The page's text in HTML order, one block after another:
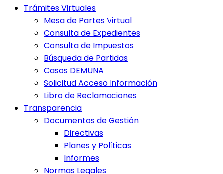
Trámites Virtuales
Mesa de Partes Virtual
Consulta de Expedientes
Consulta de Impuestos
Búsqueda de Partidas
Casos DEMUNA
Solicitud Acceso Información
Libro de Reclamaciones
Transparencia
Documentos de Gestión
Directivas
Planes y Políticas
Informes
Normas Legales